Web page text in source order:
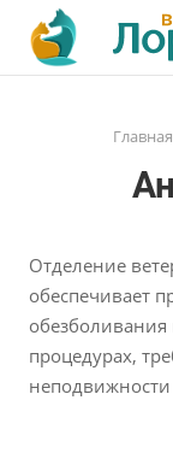
Главная
Отделение
обеспечивает
обезболивания
процедурах,